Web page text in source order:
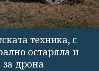
техника, с
остаряла и
за дрона